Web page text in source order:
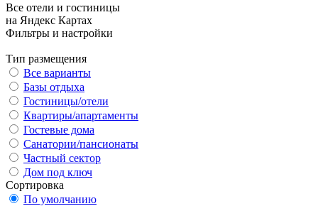
Все отели и гостиницы
на Яндекс Картах
Фильтры и настройки
Тип размещения
Все варианты
Базы отдыха
Гостиницы/отели
Квартиры/апартаменты
Гостевые дома
Санатории/пансионаты
Частный сектор
Дом под ключ
Сортировка
По умолчанию